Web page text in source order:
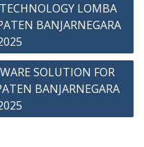
LOMBA
BANJARNEGARA
SOLUTION FOR
BANJARNEGARA